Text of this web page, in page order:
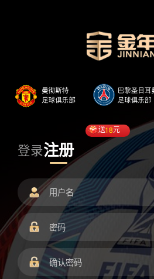
登录注册
送18元